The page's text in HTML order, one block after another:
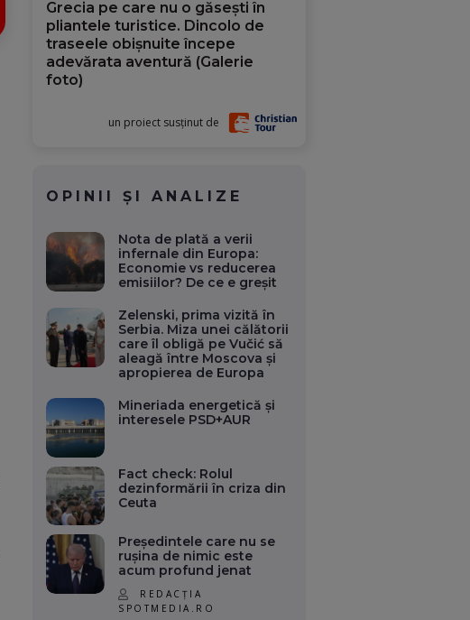
Grecia pe care nu o găsești în
pliantele turistice. Dincolo de
traseele obișnuite începe
adevărata aventură (Galerie
foto)
un proiect susținut de
OPINII ȘI ANALIZE
Nota de plată a verii
infernale din Europa:
Economie vs reducerea
emisiilor? De ce e greșit
Zelenski, prima vizită în
Serbia. Miza unei călătorii
care îl obligă pe Vučić să
aleagă între Moscova și
apropierea de Europa
Mineriada energetică și
interesele PSD+AUR
Fact check: Rolul
dezinformării în criza din
Ceuta
Președintele care nu se
rușina de nimic este
acum profund jenat
REDACȚIA
SPOTMEDIA.RO